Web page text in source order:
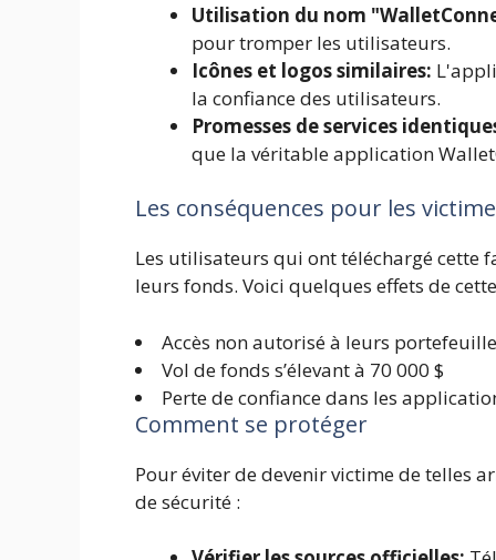
Utilisation du nom
pour tromper les utilisateurs.
Icônes et logos similaires:
la confiance des utilisateurs.
Promesses de services
que la véritable application
Les conséquences pour les
Les utilisateurs qui ont téléchargé cette
leurs fonds. Voici quelques effets de
Accès non autorisé à leurs
Vol de fonds s’élevant à 70 000 $
Perte de confiance dans les
Comment se protéger
Pour éviter de devenir victime de telles
de sécurité :